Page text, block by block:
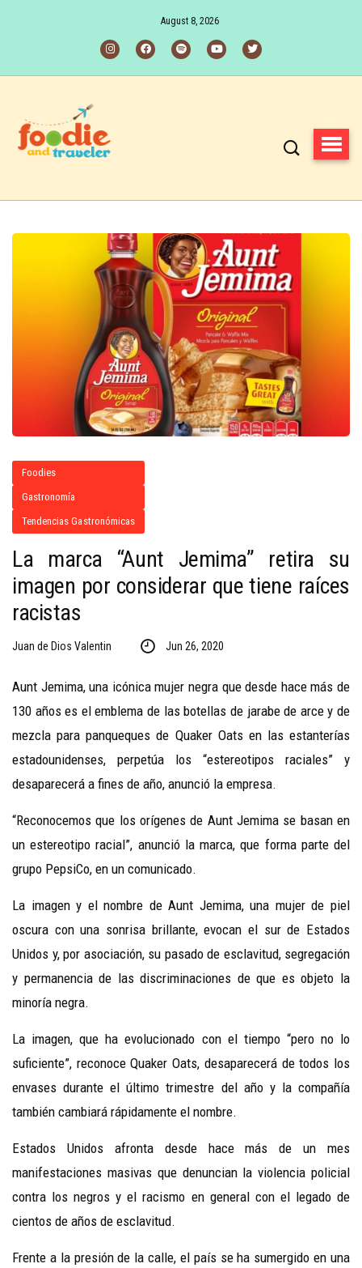
August 8, 2026
Foodies
Gastronomía
Tendencias Gastronómicas
La marca “Aunt Jemima” retira su
imagen por considerar que tiene raíces
racistas
Juan de Dios Valentin Jun 26, 2020
Aunt Jemima, una icónica mujer negra que desde hace más de
130 años es el emblema de las botellas de jarabe de arce y de
mezcla para panqueques de Quaker Oats en las estanterías
estadounidenses, perpetúa los “estereotipos raciales” y
desaparecerá a fines de año, anunció la empresa.
“Reconocemos que los orígenes de Aunt Jemima se basan en
un estereotipo racial”, anunció la marca, que forma parte del
grupo PepsiCo, en un comunicado.
La imagen y el nombre de Aunt Jemima, una mujer de piel
oscura con una sonrisa brillante, evocan el sur de Estados
Unidos y, por asociación, su pasado de esclavitud, segregación
y permanencia de las discriminaciones de que es objeto la
minoría negra.
La imagen, que ha evolucionado con el tiempo “pero no lo
suficiente”, reconoce Quaker Oats, desaparecerá de todos los
envases durante el último trimestre del año y la compañía
también cambiará rápidamente el nombre.
Estados Unidos afronta desde hace más de un mes
manifestaciones masivas que denuncian la violencia policial
contra los negros y el racismo en general con el legado de
cientos de años de esclavitud.
Frente a la presión de la calle, el país se ha sumergido en una